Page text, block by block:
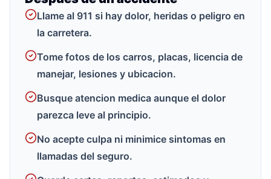
Llame al 911 si hay dolor, heridas o peligro en
la carretera.
Tome fotos de los carros, placas, licencia de
manejar, lesiones y ubicacion.
Busque atencion medica aunque el dolor
parezca leve al principio.
No acepte culpa ni minimice sintomas en
llamadas del seguro.